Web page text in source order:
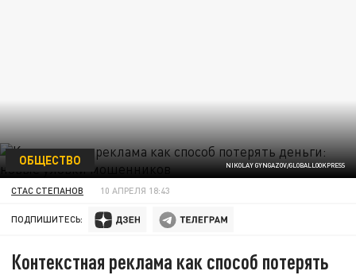
NIKOLAY GYNGAZOV/GLOBALLOOKPRESS
ОБЩЕСТВО
СТАС СТЕПАНОВ 10 АПРЕЛЯ 18:43
ПОДПИШИТЕСЬ:
Контекстная реклама как способ потерять